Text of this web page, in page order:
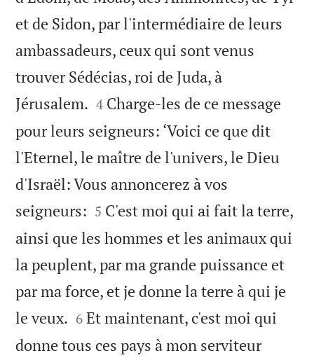
et de Sidon, par l'intermédiaire de leurs
ambassadeurs, ceux qui sont venus
trouver Sédécias, roi de Juda, à
Jérusalem. 

4 Charge-les de ce message
pour leurs seigneurs: ‘Voici ce que dit
l'Eternel, le maître de l'univers, le Dieu
d'Israël: Vous annoncerez à vos
seigneurs: 

5 C'est moi qui ai fait la terre,
ainsi que les hommes et les animaux qui
la peuplent, par ma grande puissance et
par ma force, et je donne la terre à qui je
le veux. 

6 Et maintenant, c'est moi qui
donne tous ces pays à mon serviteur